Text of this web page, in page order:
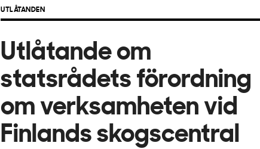
UTLÅTANDEN
Utlåtande om
statsrådets förordning
om verksamheten vid
Finlands skogscentral